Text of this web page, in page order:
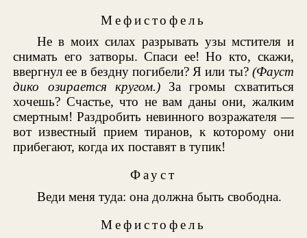
Мефистофель
Не в моих силах разрывать узы мстителя и
снимать его затворы. Спаси ее! Но кто, скажи,
ввергнул ее в бездну погибели? Я или ты? (Фауст
дико озирается кругом.)За громы схватиться
хочешь? Счастье, что не вам даны они, жалким
смертным! Раздробить невинного возражателя —
вот известный прием тиранов, к которому они
прибегают, когда их поставят в тупик!
Фауст
Веди меня туда: она должна быть свободна.
Мефистофель